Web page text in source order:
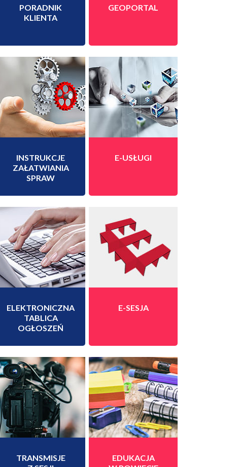
PORADNIK
KLIENTA
GEOPORTAL
INSTRUKCJE
ZAŁATWIANIA
SPRAW
E-USŁUGI
ELEKTRONICZNA
TABLICA
OGŁOSZEŃ
E-SESJA
TRANSMISJE
EDUKACJA